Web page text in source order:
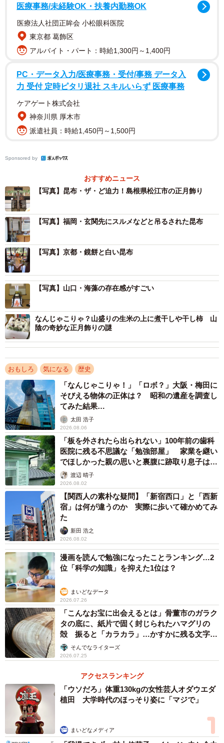
2/21
富山県高岡市内の鏡餅②（齋藤貴之さん提供）
調査しているのは、北海道武蔵女子短期大学教養学科准教
授で民俗学が専門の齋藤貴之さんを中心とする、北海道の
は後継者不足や高齢化で「どうにも元気がない」（齋藤さ
ん）。そこで生産地の人たち、特に子供たちに「北海道産
の昆布がどれほど日本の文化を支えているか」を伝えるこ
とで郷土愛や誇りを感じてもらおうと、2015年頃にこの調
査を始めたという。
一口に「正月飾り」と言っても、その形態は実に多種多
様。一般的にイメージしやすいのは平らな餅を2枚重ねて橙
を載せた「鏡餅」だが、三方に生の白米を盛って熨斗鮑や
搗ち栗などを飾った「蓬莱飾り」などもある。その一方
で、既製品を飾る家庭が増えたことなどから、地域的多様
性は急速に失われつつある。
3/21
若狭地域の正月飾り。橙の下に丸めて立てた昆布が確認できる（齋藤貴
之さん提供）
4/21
若狭地域の御穀飾り。橙の下にはやはり丸めて立てた昆布が見える（齋
藤貴之さん提供）
医療事務/未経験OK・扶養内勤務OK
医療法人社団正眸会 小松眼科医院
東京都 葛飾区
アルバイト・パート：時給1,300円～1,400円
PC・データ入力/医療事務・受付/事務 データ入
力 受付 定時ピタリ退社 スキルいらず 医療事務
ケアゲート株式会社
神奈川県 厚木市
派遣社員：時給1,450円～1,500円
Sponsored by
おすすめニュース
【写真】昆布・ザ・ど迫力！島根県松江市の正月飾り
【写真】福岡・玄関先にスルメなどと吊るされた昆布
【写真】京都・鏡餅と白い昆布
【写真】山口・海藻の存在感がすごい
なんじゃこりゃ？山盛りの生米の上に煮干しや干し柿 山
陰の奇妙な正月飾りの謎
おもしろ 気になる 歴史
「なんじゃこりゃ！」「ロボ？」大阪・梅田に
そびえる物体の正体は？ 昭和の遺産を調査し
てみた結果…
太田 浩子
2026.08.06
「板を外されたら出られない」100年前の歯科
医院に残る不思議な「勉強部屋」 家業を継い
でほしかった親の思いと裏腹に跡取り息子は…
渡辺 晴子
2026.08.02
【関西人の素朴な疑問】「新宿西口」と「西新
宿」は何が違うのか 実際に歩いて確かめてみ
た
新田 浩之
2026.08.02
漫画を読んで勉強になったことランキング…2
位「科学の知識」を抑えた1位は？
まいどなデータ
2026.07.26
「こんなお宝に出会えるとは」骨董市のガラク
タの底に、紙片で固く封じられたハマグリの
殻 振ると「カラカラ」…かすかに残る文字か
ら推察された意外な用途
そんでなライターズ
2026.07.25
アクセスランキング
「ウソだろ」体重130kgの女性芸人オダウエダ
植田 大学時代のほっそり姿に「マジで」
まいどなメディア